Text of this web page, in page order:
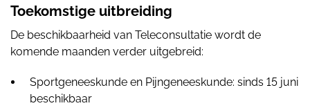
Toekomstige uitbreiding
De beschikbaarheid van Teleconsultatie wordt de
komende maanden verder uitgebreid:
Sportgeneeskunde en Pijngeneeskunde: sinds 15 juni
beschikbaar